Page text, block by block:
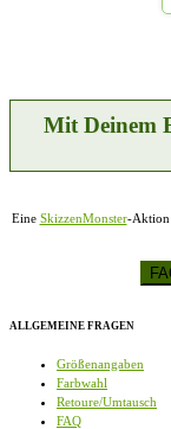
Mit Deinem
Eine SkizzenMonster-Aktion
ALLGEMEINE FRAGEN
Größenangaben
Farbwahl
Retoure/Umtausch
FAQ